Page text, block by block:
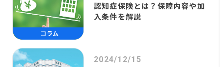
コラム
認知症保険とは？保障内容や加
入条件を解説
2024/12/15